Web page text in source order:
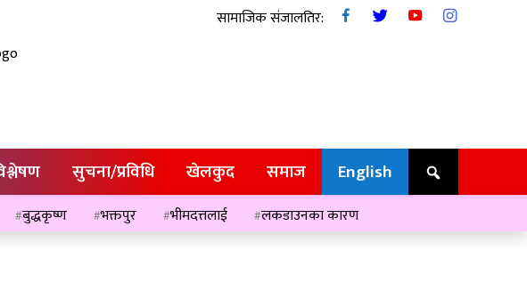
सामाजिक संजालतिर:
सुचना/प्रविधि खेलकुद समाज English
बुद्धकृष्ण भक्तपुर भीमदत्तलाई
लकडाउनका कारण